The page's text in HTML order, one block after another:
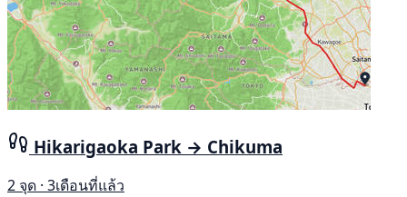
Hikarigaoka Park → Chikuma
2 จุด · 3เดือนที่แล้ว